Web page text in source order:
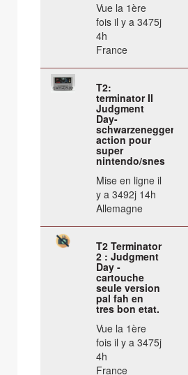
Vue la 1ère
fois il y a 3475j
4h
France
T2:
terminator II
Judgment
Day-
schwarzenegger
action pour
super
nintendo/snes
Mise en ligne il
y a 3492j 14h
Allemagne
T2 Terminator
2 : Judgment
Day -
cartouche
seule version
pal fah en
tres bon etat.
Vue la 1ère
fois il y a 3475j
4h
France